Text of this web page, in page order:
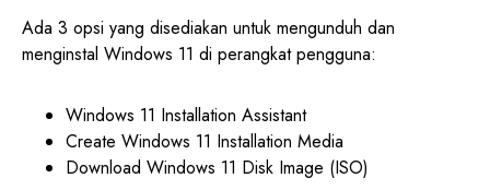
Ada 3 opsi yang disediakan untuk mengunduh dan
menginstal Windows 11 di perangkat pengguna:
Windows 11 Installation Assistant
Create Windows 11 Installation Media
Download Windows 11 Disk Image (ISO)